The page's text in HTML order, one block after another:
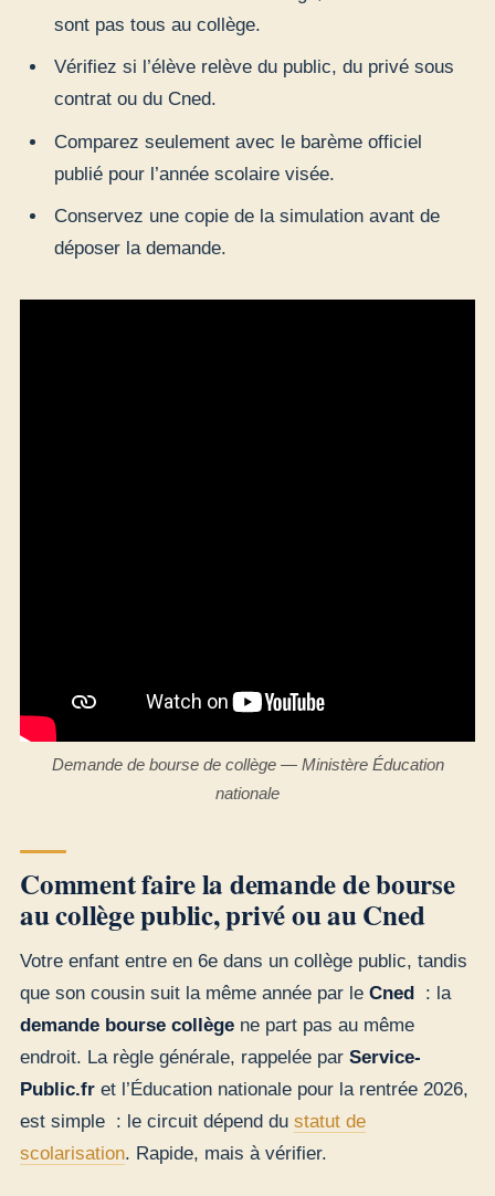
sont pas tous au collège.
Vérifiez si l’élève relève du public, du privé sous
contrat ou du Cned.
Comparez seulement avec le barème officiel
publié pour l’année scolaire visée.
Conservez une copie de la simulation avant de
déposer la demande.
Demande de bourse de collège — Ministère Éducation
nationale
Comment faire la demande de bourse
au collège public, privé ou au Cned
Votre enfant entre en 6e dans un collège public, tandis
que son cousin suit la même année par le Cned
: la
demande bourse collège ne part pas au même
endroit. La règle générale, rappelée par Service-
Public.fr et l’Éducation nationale pour la rentrée 2026,
est simple : le circuit dépend du statut de
scolarisation. Rapide, mais à vérifier.